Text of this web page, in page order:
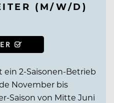
(M/W/D)
ein 2-Saisonen-Betrieb
November bis
Saison von Mitte Juni